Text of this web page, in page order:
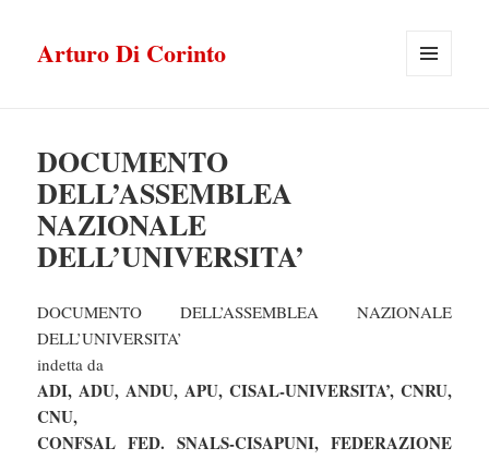
Arturo Di Corinto
DOCUMENTO
DELL’ASSEMBLEA
NAZIONALE
DELL’UNIVERSITA’
DOCUMENTO DELL’ASSEMBLEA NAZIONALE
DELL’UNIVERSITA’
indetta da
ADI, ADU, ANDU, APU, CISAL-UNIVERSITA’, CNRU,
CNU,
CONFSAL FED. SNALS-CISAPUNI, FEDERAZIONE